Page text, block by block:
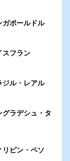
ポールドル
フラン
ル・レアル
ラデシュ・タ
ピン・ペソ